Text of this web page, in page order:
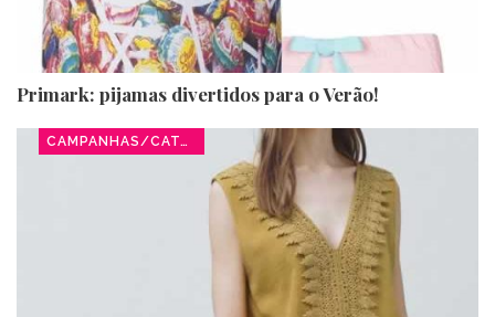
Primark: pijamas divertidos para o Verão!
CAMPANHAS/CATÁLOGOS